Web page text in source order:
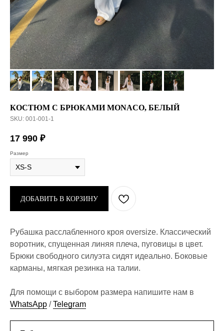
КОСТЮМ С БРЮКАМИ MONACO, БЕЛЫЙ
SKU: 001-001-1
17 990 ₽
Размер
ДОБАВИТЬ В КОРЗИНУ
Рубашка расслабленного кроя oversize. Классический
воротник, спущенная линяя плеча, пуговицы в цвет.
Брюки свободного силуэта сидят идеально. Боковые
карманы, мягкая резинка на талии.
Для помощи с выбором размера напишите нам в
WhatsApp / Telegram